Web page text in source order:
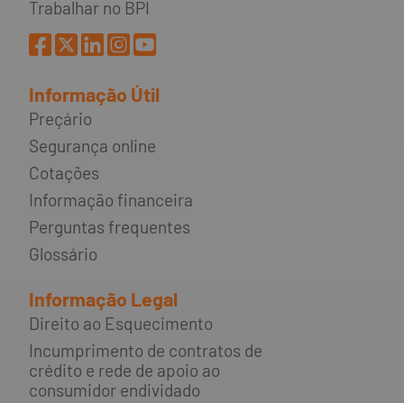
Trabalhar no BPI
Informação Útil
Preçário
Segurança online
Cotações
Informação financeira
Perguntas frequentes
Glossário
Informação Legal
Direito ao Esquecimento
Incumprimento de contratos de
crédito e rede de apoio ao
consumidor endividado